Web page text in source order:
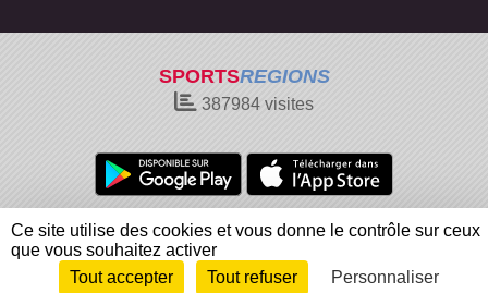
SPORTSREGIONS
387984 visites
Charte cookies
Gestion des cookies
Informations légales
Signaler un contenu inapproprié
Envie de participer ?
Connexion
Ce site utilise des cookies et vous donne le contrôle sur ceux
que vous souhaitez activer
Tout accepter
Tout refuser Personnaliser